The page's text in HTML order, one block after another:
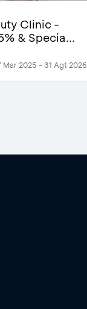
Clinic -
& Specia...
Mar 2025 - 31 Agt 2026